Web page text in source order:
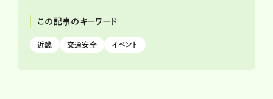
この記事のキーワード
近畿 交通安全 イベント